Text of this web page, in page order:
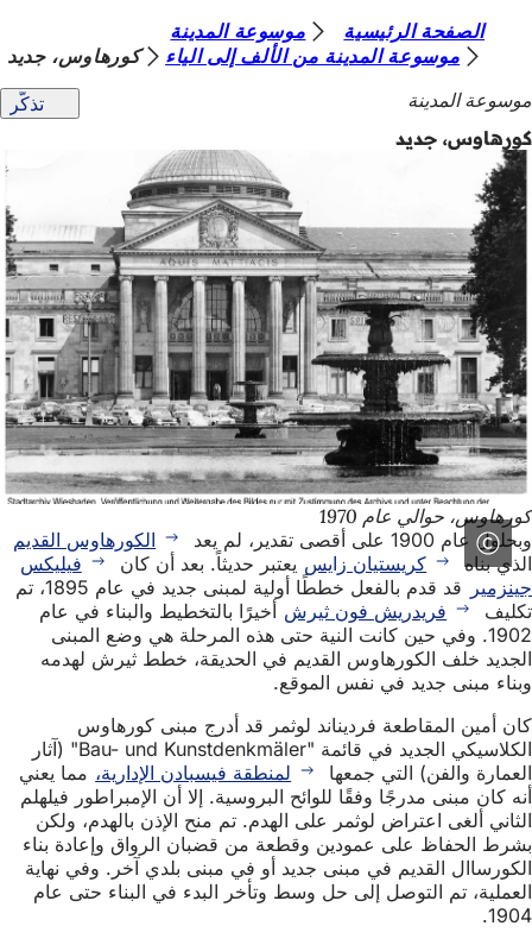
الانتقال إلى المحتوى
ت
ه
ن
ا
الصفحة الرئيسية
موسوعة المدينة
موسوعة المدينة من الألف إلى الياء
كورهاوس، جديد
موسوعة المدينة
تذكّر
كورهاوس، جديد
كورهاوس، حوالي عام 1970
وبحلول عام 1900 على أقصى تقدير، لم يعد
الكورهاوس القديم
الذي بناه
كريستيان زايس يعتبر حديثاً. بعد أن كان
فيليكس
جينزمير
قد قدم بالفعل خططًا أولية لمبنى جديد في عام 1895، تم
تكليف
فريدريش فون ثيرش أخيرًا بالتخطيط والبناء في عام
1902. وفي حين كانت النية حتى هذه المرحلة هي وضع المبنى
الجديد خلف الكورهاوس القديم في الحديقة، خطط ثيرش لهدمه
وبناء مبنى جديد في نفس الموقع.
كان أمين المقاطعة فرديناند لوثمر قد أدرج مبنى كورهاوس
الكلاسيكي الجديد في قائمة "Bau- und Kunstdenkmäler" (آثار
العمارة والفن) التي جمعها
لمنطقة فيسبادن الإدارية، مما يعني
أنه كان مبنى مدرجًا وفقًا للوائح البروسية. إلا أن الإمبراطور فيلهلم
الثاني ألغى اعتراض لوثمر على الهدم. تم منح الإذن بالهدم، ولكن
بشرط الحفاظ على عمودين وقطعة من قضبان الرواق وإعادة بناء
الكورساال القديم في مبنى جديد أو في مبنى بلدي آخر. وفي نهاية
العملية، تم التوصل إلى حل وسط وتأخر البدء في البناء حتى عام
1904.